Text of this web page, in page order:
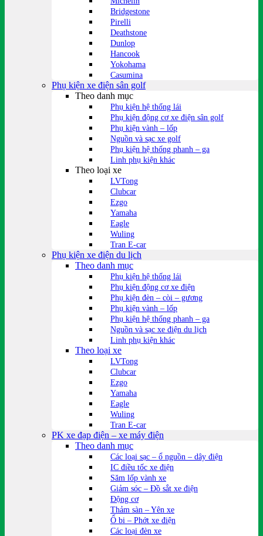
Bridgestone
Pirelli
Deathstone
Dunlop
Hancook
Yokohama
Casumina
Phụ kiện xe điện sân golf
Theo danh mục
Phụ kiện hệ thống lái
Phụ kiện động cơ xe điện sân golf
Phụ kiện vành – lốp
Nguồn và sạc xe golf
Phụ kiện hệ thống phanh – ga
Linh phụ kiện khác
Theo loại xe
LVTong
Clubcar
Ezgo
Yamaha
Eagle
Wuling
Tran E-car
Phụ kiện xe điện du lịch
Theo danh mục
Phụ kiện hệ thống lái
Phụ kiện động cơ xe điện
Phụ kiện đèn – còi – gương
Phụ kiện vành – lốp
Phụ kiện hệ thống phanh – ga
Nguồn và sạc xe điện du lịch
Linh phụ kiện khác
Theo loại xe
LVTong
Clubcar
Ezgo
Yamaha
Eagle
Wuling
Tran E-car
PK xe đạp điện – xe máy điện
Theo danh mục
Các loại sạc – ổ nguồn – dây điện
IC điều tốc xe điện
Săm lốp vành xe
Giảm sóc – Đồ sắt xe điện
Động cơ
Thảm sàn – Yên xe
Ổ bi – Phớt xe điện
Các loại đèn xe